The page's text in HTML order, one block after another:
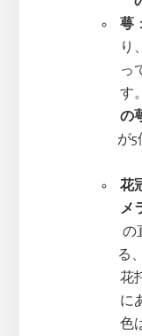
萼
り
っ
す。
の
が
花
メ
の
る
花
に
色